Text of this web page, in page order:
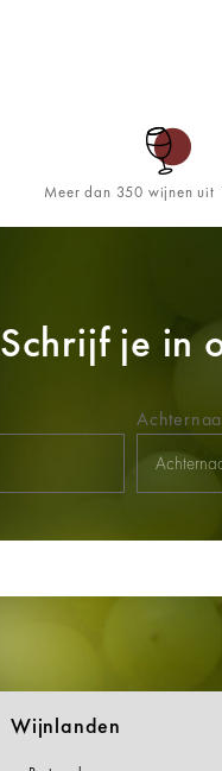
Meer dan 350 wijnen uit
Schrijf je in
Wijnlanden